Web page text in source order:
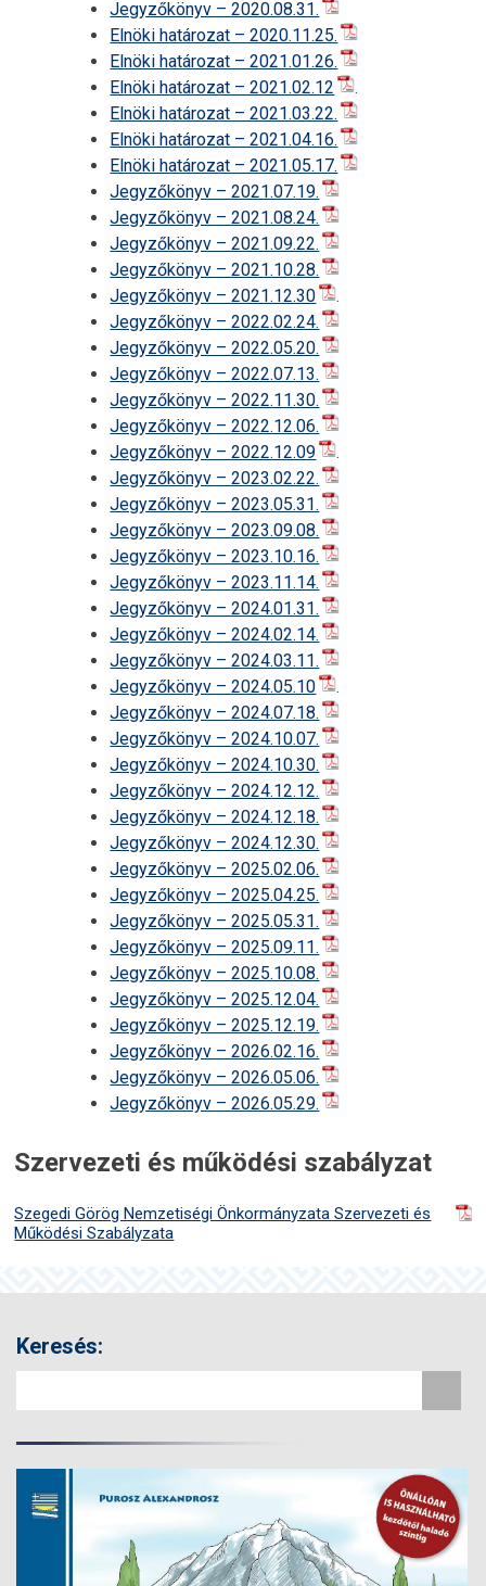
Jegyzőkönyv – 2020.08.31.
Elnöki határozat – 2020.11.25.
Elnöki határozat – 2021.01.26.
Elnöki határozat – 2021.02.12
.
Elnöki határozat – 2021.03.22.
Elnöki határozat – 2021.04.16.
Elnöki határozat – 2021.05.17.
Jegyzőkönyv – 2021.07.19.
Jegyzőkönyv – 2021.08.24.
Jegyzőkönyv – 2021.09.22.
Jegyzőkönyv – 2021.10.28.
Jegyzőkönyv – 2021.12.30
.
Jegyzőkönyv – 2022.02.24.
Jegyzőkönyv – 2022.05.20.
Jegyzőkönyv – 2022.07.13.
Jegyzőkönyv – 2022.11.30.
Jegyzőkönyv – 2022.12.06.
Jegyzőkönyv – 2022.12.09
.
Jegyzőkönyv – 2023.02.22.
Jegyzőkönyv – 2023.05.31.
Jegyzőkönyv – 2023.09.08.
Jegyzőkönyv – 2023.10.16.
Jegyzőkönyv – 2023.11.14.
Jegyzőkönyv – 2024.01.31.
Jegyzőkönyv – 2024.02.14.
Jegyzőkönyv – 2024.03.11.
Jegyzőkönyv – 2024.05.10
.
Jegyzőkönyv – 2024.07.18.
Jegyzőkönyv – 2024.10.07.
Jegyzőkönyv – 2024.10.30.
Jegyzőkönyv – 2024.12.12.
Jegyzőkönyv – 2024.12.18.
Jegyzőkönyv – 2024.12.30.
Jegyzőkönyv – 2025.02.06.
Jegyzőkönyv – 2025.04.25.
Jegyzőkönyv – 2025.05.31.
Jegyzőkönyv – 2025.09.11.
Jegyzőkönyv – 2025.10.08.
Jegyzőkönyv – 2025.12.04.
Jegyzőkönyv – 2025.12.19.
Jegyzőkönyv – 2026.02.16.
Jegyzőkönyv – 2026.05.06.
Jegyzőkönyv – 2026.05.29.
Szervezeti és működési szabályzat
Szegedi Görög Nemzetiségi Önkormányzata Szervezeti és
Működési Szabályzata
Keresés: